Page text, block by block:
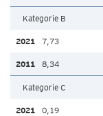
Kategorie B
7,73
8,34
Kategorie C
0,19